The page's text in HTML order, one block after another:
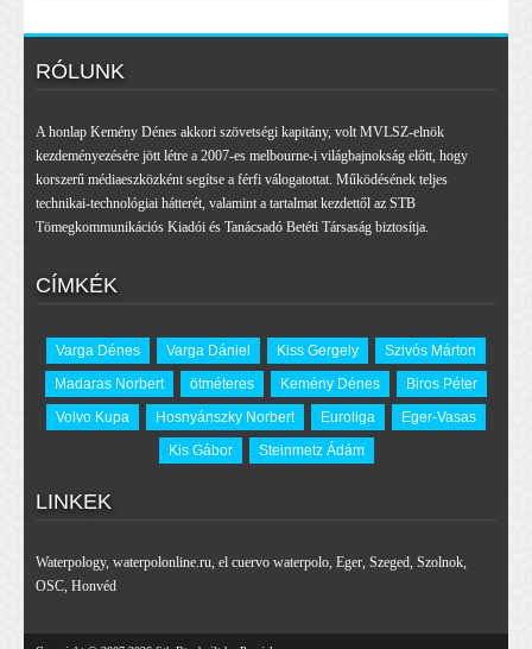
RÓLUNK
A honlap Kemény Dénes akkori szövetségi kapitány, volt MVLSZ-elnök
kezdeményezésére jött létre a 2007-es melbourne-i világbajnokság előtt, hogy
korszerű médiaeszközként segítse a férfi válogatottat. Működésének teljes
technikai-technológiai hátterét, valamint a tartalmat kezdettől az STB
Tömegkommunikációs Kiadói és Tanácsadó Betéti Társaság biztosítja.
CÍMKÉK
Varga Dénes Varga Dániel Kiss Gergely
Szivós Márton
Madaras Norbert
ötméteres Kemény Dénes
Biros Péter
Volvo Kupa
Hosnyánszky Norbert Euroliga
Eger-Vasas
Kis Gábor
Steinmetz Ádám
LINKEK
Waterpology, waterpolonline.ru, el cuervo waterpolo, Eger, Szeged, Szolnok,
OSC, Honvéd